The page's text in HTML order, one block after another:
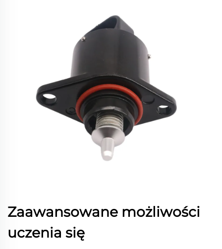
Zaawansowane możliwości
uczenia się